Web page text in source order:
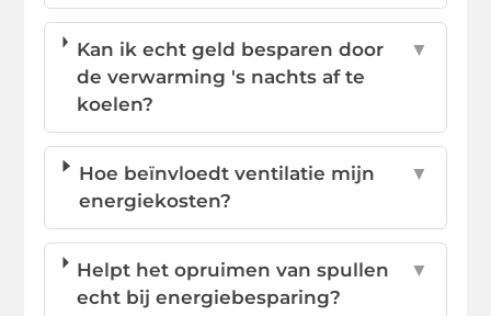
Kan ik echt geld besparen door
de verwarming 's nachts af te
koelen?
▼
Hoe beïnvloedt ventilatie mijn
energiekosten?
▼
Helpt het opruimen van spullen
echt bij energiebesparing?
▼